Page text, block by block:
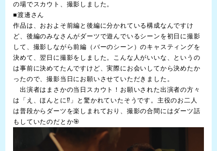
の場でスカウト、撮影しました。
■渡邊さん
作品は、おおよそ前編と後編に分かれている構成なんですけ
ど、後編のみなさんがダーツで遊んでいるシーンを初日に撮影
して、撮影しながら前編（バーのシーン）のキャスティングを
決めて、翌日に撮影をしました。こんな人がいいな、というの
は事前に決めてたんですけど、実際にお会いしてから決めたか
ったので、撮影当日にお願いさせていただきました。
出演者はまさかの当日スカウト！お願いされた出演者の方々
は「え、ほんとに⁉」と驚かれていたそうです。主役のお二人
は普段からダーツを楽しまれており、撮影の合間にはダーツ話
もしていたのだとか🎯